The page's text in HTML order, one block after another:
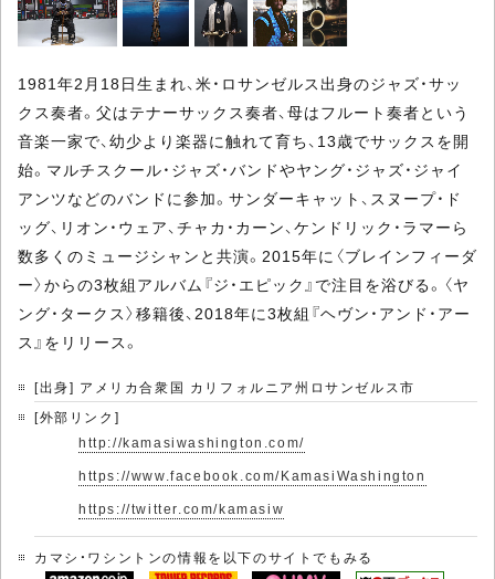
1981年2月18日生まれ、米・ロサンゼルス出身のジャズ・サッ
クス奏者。父はテナーサックス奏者、母はフルート奏者という
音楽一家で、幼少より楽器に触れて育ち、13歳でサックスを開
始。マルチスクール・ジャズ・バンドやヤング・ジャズ・ジャイ
アンツなどのバンドに参加。サンダーキャット、スヌープ・ド
ッグ、リオン・ウェア、チャカ・カーン、ケンドリック・ラマーら
数多くのミュージシャンと共演。2015年に〈ブレインフィーダ
ー〉からの3枚組アルバム『ジ・エピック』で注目を浴びる。〈ヤ
ング・タークス〉移籍後、2018年に3枚組『ヘヴン・アンド・アー
ス』をリリース。
[出身] アメリカ合衆国 カリフォルニア州ロサンゼルス市
[外部リンク]
http://kamasiwashington.com/
https://www.facebook.com/KamasiWashington
https://twitter.com/kamasiw
カマシ・ワシントンの情報を以下のサイトでもみる